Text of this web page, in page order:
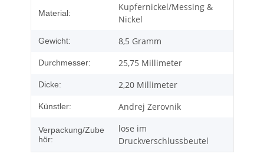
Material:
Kupfernickel/Messing &
Nickel
Gewicht: 8,5 Gramm
Durchmesser: 25,75 Millimeter
Dicke: 2,20 Millimeter
Künstler: Andrej Zerovnik
Verpackung/Zube
hör:
lose im
Druckverschlussbeutel